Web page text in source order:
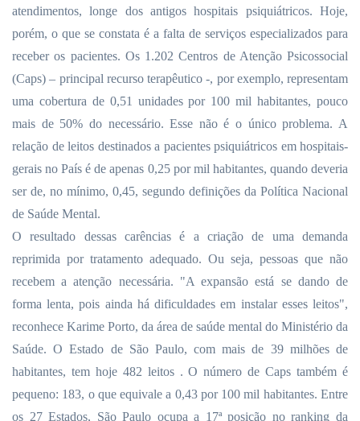
atendimentos, longe dos antigos hospitais psiquiátricos. Hoje,
porém, o que se constata é a falta de serviços especializados para
receber os pacientes. Os 1.202 Centros de Atenção Psicossocial
(Caps) – principal recurso terapêutico -, por exemplo, representam
uma cobertura de 0,51 unidades por 100 mil habitantes, pouco
mais de 50% do necessário. Esse não é o único problema. A
relação de leitos destinados a pacientes psiquiátricos em hospitais-
gerais no País é de apenas 0,25 por mil habitantes, quando deveria
ser de, no mínimo, 0,45, segundo definições da Política Nacional
de Saúde Mental.
O resultado dessas carências é a criação de uma demanda
reprimida por tratamento adequado. Ou seja, pessoas que não
recebem a atenção necessária. "A expansão está se dando de
forma lenta, pois ainda há dificuldades em instalar esses leitos",
reconhece Karime Porto, da área de saúde mental do Ministério da
Saúde. O Estado de São Paulo, com mais de 39 milhões de
habitantes, tem hoje 482 leitos . O número de Caps também é
pequeno: 183, o que equivale a 0,43 por 100 mil habitantes. Entre
os 27 Estados, São Paulo ocupa a 17ª posição no ranking da